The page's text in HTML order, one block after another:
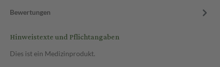
Bewertungen
Hinweistexte und Pflichtangaben
Dies ist ein Medizinprodukt.